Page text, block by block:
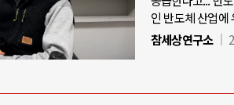
인 반도체 산업에
참세상연구소